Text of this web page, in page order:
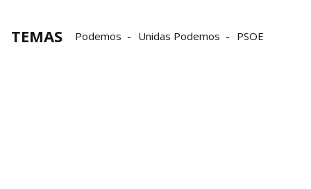
TEMAS Podemos Unidas Podemos PSOE